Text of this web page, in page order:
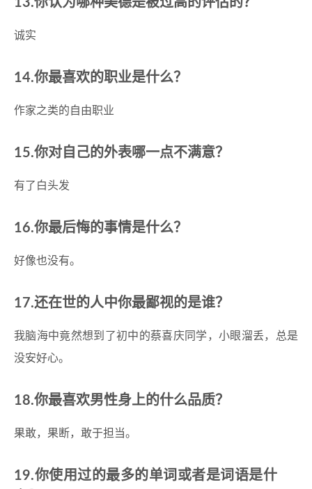
13.你认为哪种美德是被过高的评估的？
诚实
14.你最喜欢的职业是什么？
作家之类的自由职业
15.你对自己的外表哪一点不满意？
有了白头发
16.你最后悔的事情是什么？
好像也没有。
17.还在世的人中你最鄙视的是谁？
我脑海中竟然想到了初中的蔡喜庆同学，小眼溜丢，总是
没安好心。
18.你最喜欢男性身上的什么品质？
果敢，果断，敢于担当。
19.你使用过的最多的单词或者是词语是什